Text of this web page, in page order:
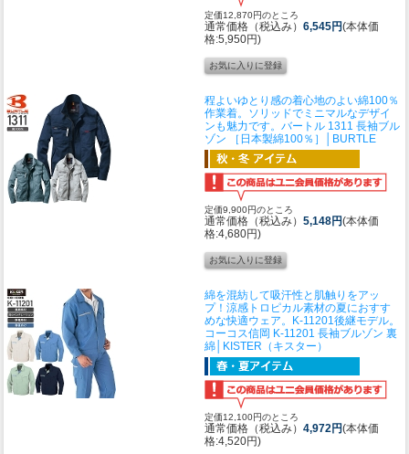
定価12,870円のところ
通常価格（税込み） 6,545円(本体価
格:5,950円)
程よいゆとり感の着心地のよい綿100％
作業着。ソリッドでミニマルなデザイ
ンも魅力です。 バートル 1311 長袖ブル
ゾン ［日本製綿100％］│BURTLE
定価9,900円のところ
通常価格（税込み） 5,148円(本体価
格:4,680円)
綿を混紡して吸汗性と肌触りをアッ
プ！涼感トロピカル素材の夏におすす
めな快適ウェア。K-11201後継モデル。
コーコス信岡 K-11201 長袖ブルゾン 裏
綿│KISTER（キスター）
定価12,100円のところ
通常価格（税込み） 4,972円(本体価
格:4,520円)